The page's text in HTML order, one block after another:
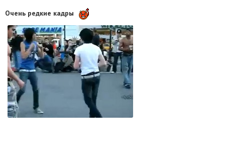
Очень редкие кадры